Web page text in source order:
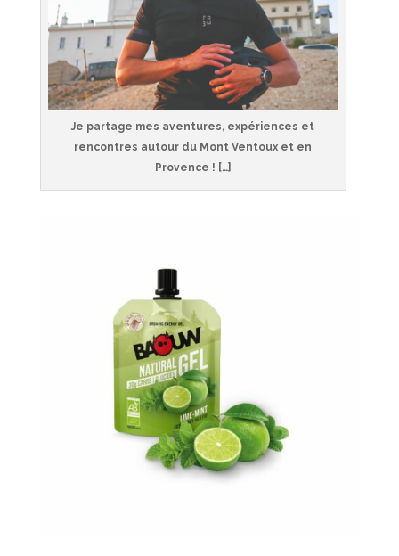
Je partage mes aventures, expériences et
rencontres autour du Mont Ventoux et en
Provence ! […]